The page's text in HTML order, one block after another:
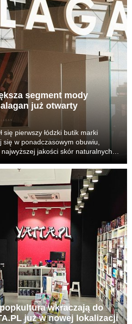
segment mody
już otwarty
się pierwszy łódzki butik marki
w ponadczasowym obuwiu,
jakości skór naturalnych.
wkraczają do
już w nowej lokalizacji